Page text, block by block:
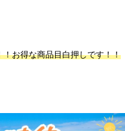
お得な商品目白押しです！！